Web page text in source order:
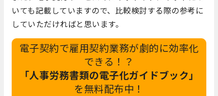
いても記載していますので、比較検討する際の参考に
していただければと思います。
電子契約で雇用契約業務が劇的に効率化
できる！？
「人事労務書類の電子化ガイドブック」
を無料配布中！